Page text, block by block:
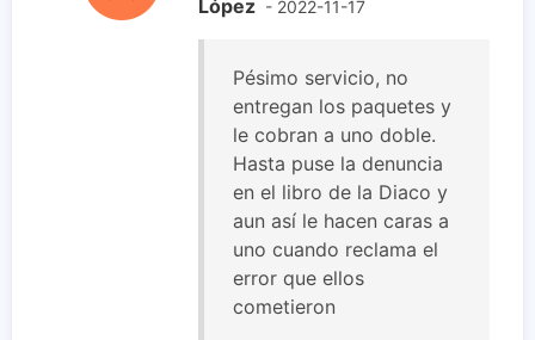
López - 2022-11-17
Pésimo servicio, no
entregan los paquetes y
le cobran a uno doble.
Hasta puse la denuncia
en el libro de la Diaco y
aun así le hacen caras a
uno cuando reclama el
error que ellos
cometieron